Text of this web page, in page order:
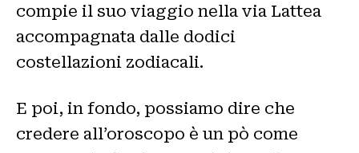
compie il suo viaggio nella via Lattea
accompagnata dalle dodici
costellazioni zodiacali.
E poi, in fondo, possiamo dire che
credere all’oroscopo è un pò come